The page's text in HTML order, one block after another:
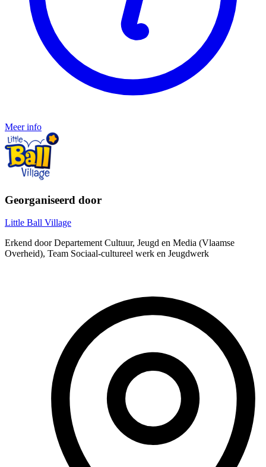
Meer info
Georganiseerd door
Little Ball Village
Erkend door Departement Cultuur, Jeugd en Media (Vlaamse
Overheid), Team Sociaal-cultureel werk en Jeugdwerk